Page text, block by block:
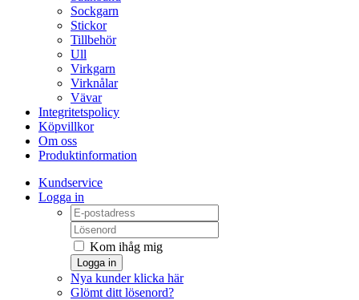
Sockgarn
Stickor
Tillbehör
Ull
Virkgarn
Virknålar
Vävar
Integritetspolicy
Köpvillkor
Om oss
Produktinformation
Kundservice
Logga in
Kom ihåg mig
Logga in
Nya kunder klicka här
Glömt ditt lösenord?